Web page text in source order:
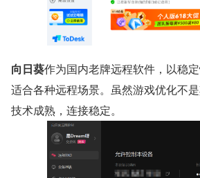
向日葵作为国内老牌远程软件，以稳
适合各种远程场景。虽然游戏优化不
技术成熟，连接稳定。